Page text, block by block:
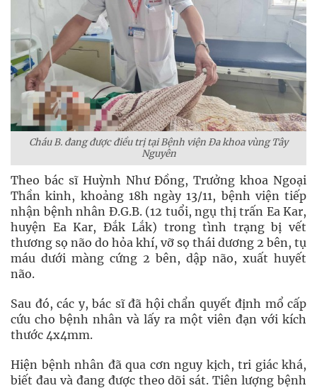
Cháu B. đang được điều trị tại Bệnh viện Đa khoa vùng Tây
Nguyên
Theo bác sĩ Huỳnh Như Đồng, Trưởng khoa Ngoại
Thần kinh, khoảng 18h ngày 13/11, bệnh viện tiếp
nhận bệnh nhân Đ.G.B. (12 tuổi, ngụ thị trấn Ea Kar,
huyện Ea Kar, Đắk Lắk) trong tình trạng bị vết
thương sọ não do hỏa khí, vỡ sọ thái dương 2 bên, tụ
máu dưới màng cứng 2 bên, dập não, xuất huyết
não.
Sau đó, các y, bác sĩ đã hội chẩn quyết định mổ cấp
cứu cho bệnh nhân và lấy ra một viên đạn với kích
thước 4x4mm.
Hiện bệnh nhân đã qua cơn nguy kịch, tri giác khá,
biết đau và đang được theo dõi sát. Tiên lượng bệnh